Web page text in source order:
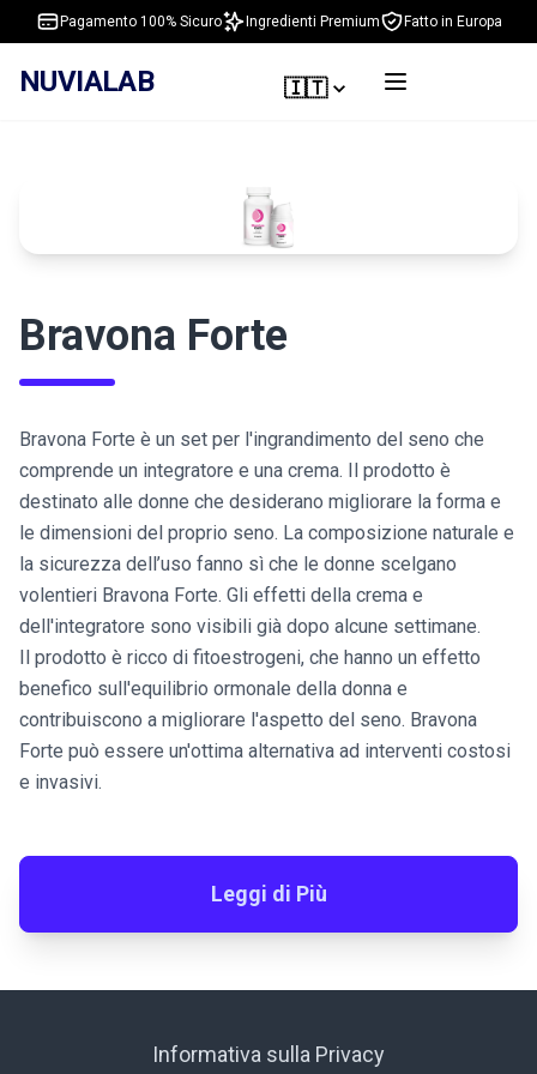
Pagamento 100% Sicuro Ingredienti Premium Fatto in Europa
NUVIALAB 🇮🇹
Bravona Forte
Bravona Forte è un set per l'ingrandimento del seno che
comprende un integratore e una crema. Il prodotto è
destinato alle donne che desiderano migliorare la forma e
le dimensioni del proprio seno. La composizione naturale e
la sicurezza dell’uso fanno sì che le donne scelgano
volentieri Bravona Forte. Gli effetti della crema e
dell'integratore sono visibili già dopo alcune settimane.
Il prodotto è ricco di fitoestrogeni, che hanno un effetto
benefico sull'equilibrio ormonale della donna e
contribuiscono a migliorare l'aspetto del seno. Bravona
Forte può essere un'ottima alternativa ad interventi costosi
e invasivi.
Leggi di Più
Informativa sulla Privacy